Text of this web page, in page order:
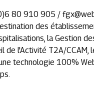
80 910 905 /
des
la Gestion
l'Activité T2A/CCAM,
technologie 100%